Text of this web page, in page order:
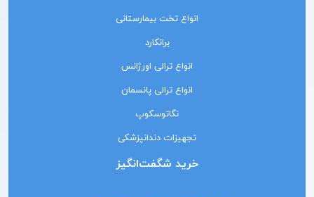
انواع تخت بیمارستانی
برانکارد
انواع ترالی اورژانس
انواع ترالی پانسمان
نگاتوسکوپ
تجهیزات دندانپزشکی
خرید شگفت‌انگیز